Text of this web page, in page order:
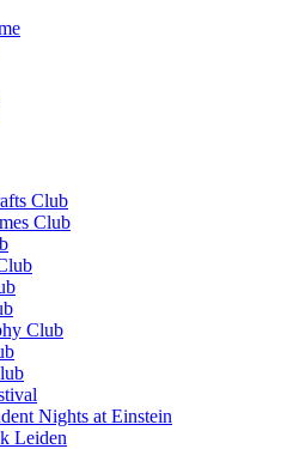
Club
Club
Club
Nights at Einstein
Leiden